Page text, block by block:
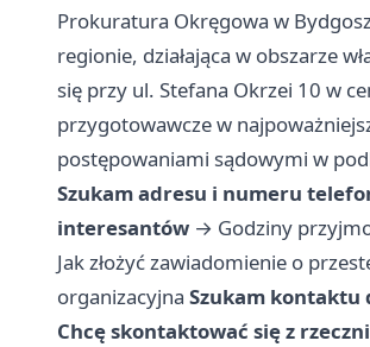
Prokuratura Okręgowa w
regionie, działająca w obszarze
się przy ul. Stefana Okrzei 10 w
przygotowawcze w
postępowaniami sądowymi w
Szukam adresu i numeru
interesantów → Godziny
Jak złożyć zawiadomienie o
organizacyjna Szukam
Chcę skontaktować się z